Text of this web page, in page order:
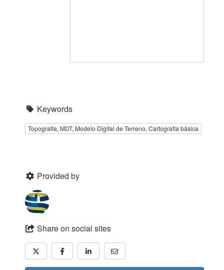
Keywords
Topografía, MDT, Modelo Digital de Terreno, Cartografía básica
Provided by
Share on social sites